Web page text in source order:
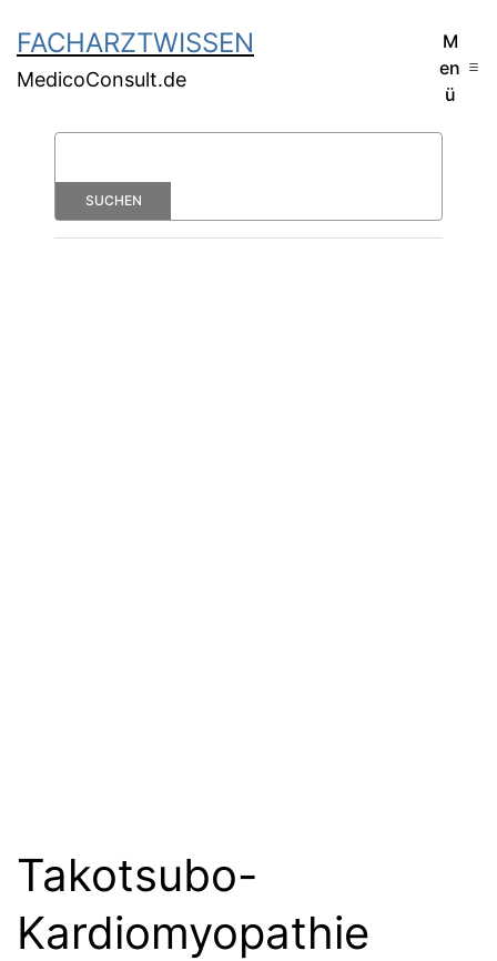
FACHARZTWISSEN
MedicoConsult.de
M
en
ü
Takotsubo-
Kardiomyopathie